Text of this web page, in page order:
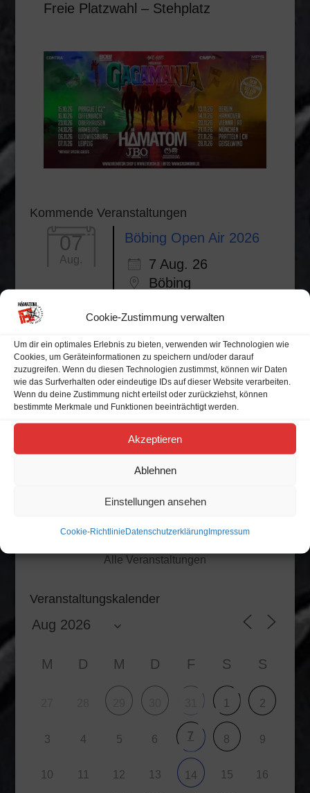
Cookie-Zustimmung verwalten
Um dir ein optimales Erlebnis zu bieten, verwenden wir Technologien wie
Cookies, um Geräteinformationen zu speichern und/oder darauf
zuzugreifen. Wenn du diesen Technologien zustimmst, können wir Daten
wie das Surfverhalten oder eindeutige IDs auf dieser Website verarbeiten.
Wenn du deine Zustimmung nicht erteilst oder zurückziehst, können
bestimmte Merkmale und Funktionen beeinträchtigt werden.
Akzeptieren
Ablehnen
Einstellungen ansehen
Cookie-RichtlinieDatenschutzerklärungImpressum
Freie Platzwahl – Stehplatz
Kommende Veranstaltungen
07
Aug.
Böbing Open Air 2026
7 Aug. 26
Böbing
14
Aug.
Stammtisch
14 Aug. 26
Aug.
Baltic Open Air 2026
19 Aug. 26
Busdorf
Alle Veranstaltungen
Veranstaltungskalender
M D M D F S S
1 2
3 4 5 6 7 8 9
10 11 12 13 14 15 16